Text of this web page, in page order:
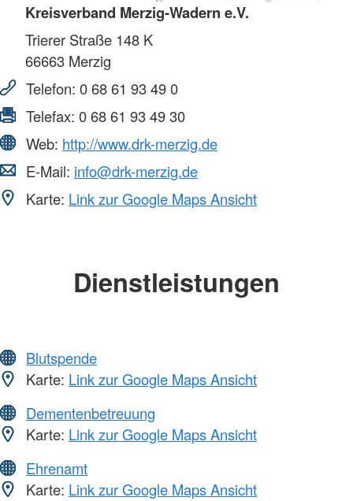
Kreisverband Merzig-Wadern e.V.
Trierer Straße 148 K
66663 Merzig
Telefon: 0 68 61 93 49 0
Telefax: 0 68 61 93 49 30
Web: http://www.drk-merzig.de
E-Mail: info@drk-merzig.de
Karte: Link zur Google Maps Ansicht
Dienstleistungen
Blutspende
Karte: Link zur Google Maps Ansicht
Dementenbetreuung
Karte: Link zur Google Maps Ansicht
Ehrenamt
Karte: Link zur Google Maps Ansicht